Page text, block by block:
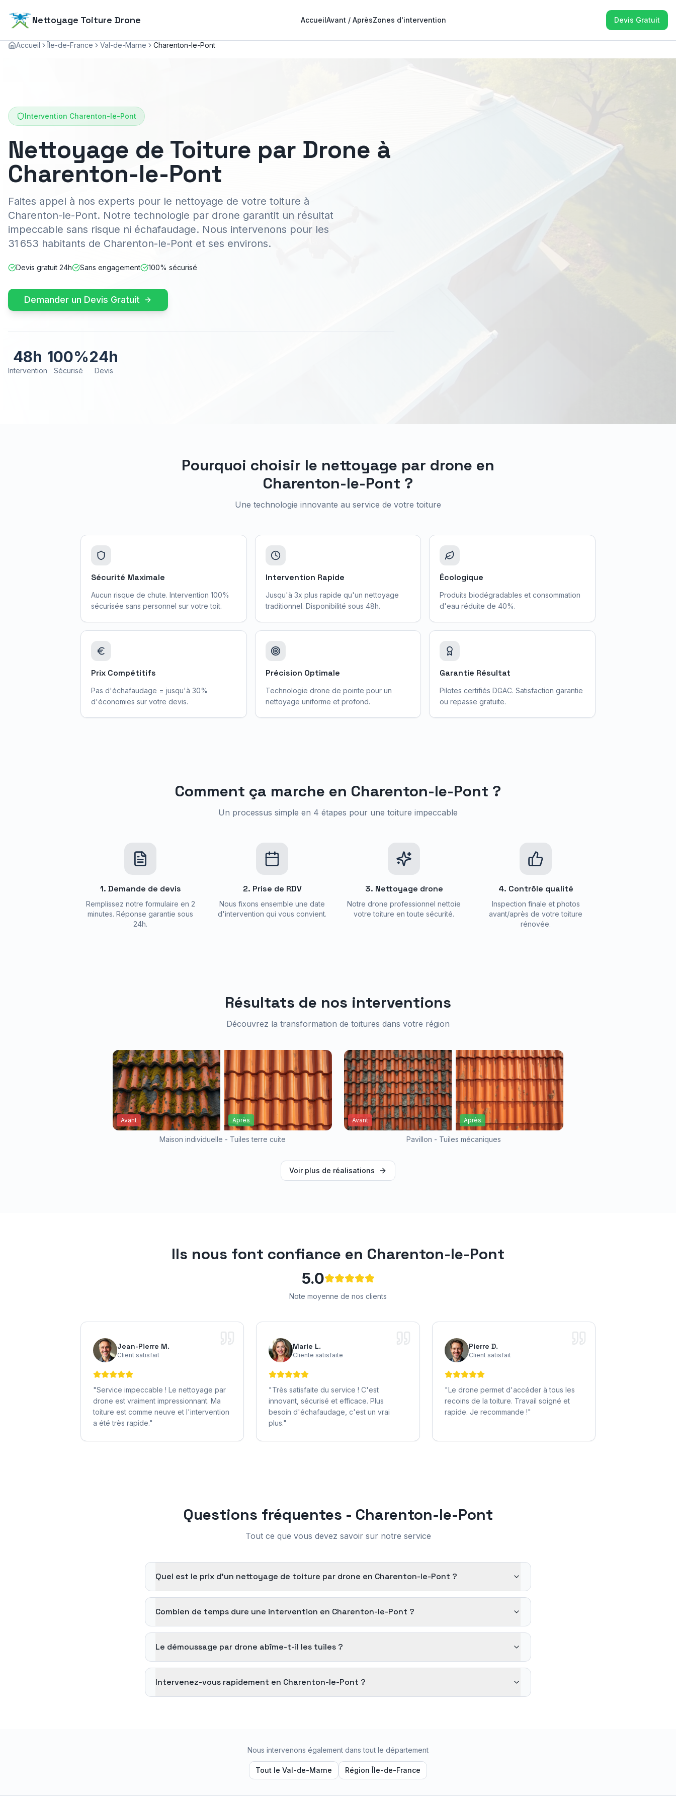
Nettoyage Toiture Drone AccueilAvant / AprèsZones d'intervention Devis Gratuit
Accueil Île-de-France Val-de-Marne Charenton-le-Pont
Intervention Charenton-le-Pont
Nettoyage de Toiture par Drone à
Charenton-le-Pont
Faites appel à nos experts pour le nettoyage de votre toiture à
Charenton-le-Pont. Notre technologie par drone garantit un résultat
impeccable sans risque ni échafaudage. Nous intervenons pour les
31 653 habitants de Charenton-le-Pont et ses environs.
Devis gratuit 24h Sans engagement 100% sécurisé
Demander un Devis Gratuit
48h
Intervention
100%
Sécurisé
24h
Devis
Pourquoi choisir le nettoyage par drone en
Charenton-le-Pont ?
Une technologie innovante au service de votre toiture
Sécurité Maximale
Aucun risque de chute. Intervention 100%
sécurisée sans personnel sur votre toit.
Intervention Rapide
Jusqu'à 3x plus rapide qu'un nettoyage
traditionnel. Disponibilité sous 48h.
Écologique
Produits biodégradables et consommation
d'eau réduite de 40%.
Prix Compétitifs
Pas d'échafaudage = jusqu'à 30%
d'économies sur votre devis.
Précision Optimale
Technologie drone de pointe pour un
nettoyage uniforme et profond.
Garantie Résultat
Pilotes certifiés DGAC. Satisfaction garantie
ou repasse gratuite.
Comment ça marche en Charenton-le-Pont ?
Un processus simple en 4 étapes pour une toiture impeccable
1. Demande de devis
Remplissez notre formulaire en 2
minutes. Réponse garantie sous
24h.
2. Prise de RDV
Nous fixons ensemble une date
d'intervention qui vous convient.
3. Nettoyage drone
Notre drone professionnel nettoie
votre toiture en toute sécurité.
4. Contrôle qualité
Inspection finale et photos
avant/après de votre toiture
rénovée.
Résultats de nos interventions
Découvrez la transformation de toitures dans votre région
Avant Après
Maison individuelle - Tuiles terre cuite
Avant Après
Pavillon - Tuiles mécaniques
Voir plus de réalisations
Ils nous font confiance en Charenton-le-Pont
5.0
Note moyenne de nos clients
Jean-Pierre M.
Client satisfait
"Service impeccable ! Le nettoyage par
drone est vraiment impressionnant. Ma
toiture est comme neuve et l'intervention
a été très rapide."
Marie L.
Cliente satisfaite
"Très satisfaite du service ! C'est
innovant, sécurisé et efficace. Plus
besoin d'échafaudage, c'est un vrai
plus."
Pierre D.
Client satisfait
"Le drone permet d'accéder à tous les
recoins de la toiture. Travail soigné et
rapide. Je recommande !"
Questions fréquentes - Charenton-le-Pont
Tout ce que vous devez savoir sur notre service
Quel est le prix d'un nettoyage de toiture par drone en Charenton-le-Pont ?
Combien de temps dure une intervention en Charenton-le-Pont ?
Le démoussage par drone abîme-t-il les tuiles ?
Intervenez-vous rapidement en Charenton-le-Pont ?
Nous intervenons également dans tout le département
Tout le Val-de-Marne RégionÎle-de-France